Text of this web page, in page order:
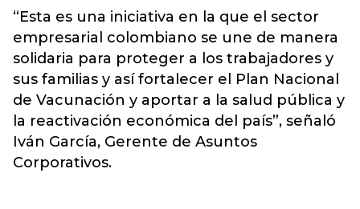
“Esta es una iniciativa en la que el sector
empresarial colombiano se une de manera
solidaria para proteger a los trabajadores y
sus familias y así fortalecer el Plan Nacional
de Vacunación y aportar a la salud pública y
la reactivación económica del país”, señaló
Iván García, Gerente de Asuntos
Corporativos.